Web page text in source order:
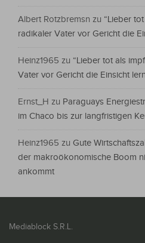
Albert Rotzbremsn zu “Lieber
radikaler Vater vor Gericht die
Heinz1965 zu “Lieber tot als
Vater vor Gericht die Einsicht
Ernst_H zu Paraguays
im Chaco bis zur langfristigen
Heinz1965 zu Gute
der makroökonomische Boom
ankommt
Mediablock S.R.L.